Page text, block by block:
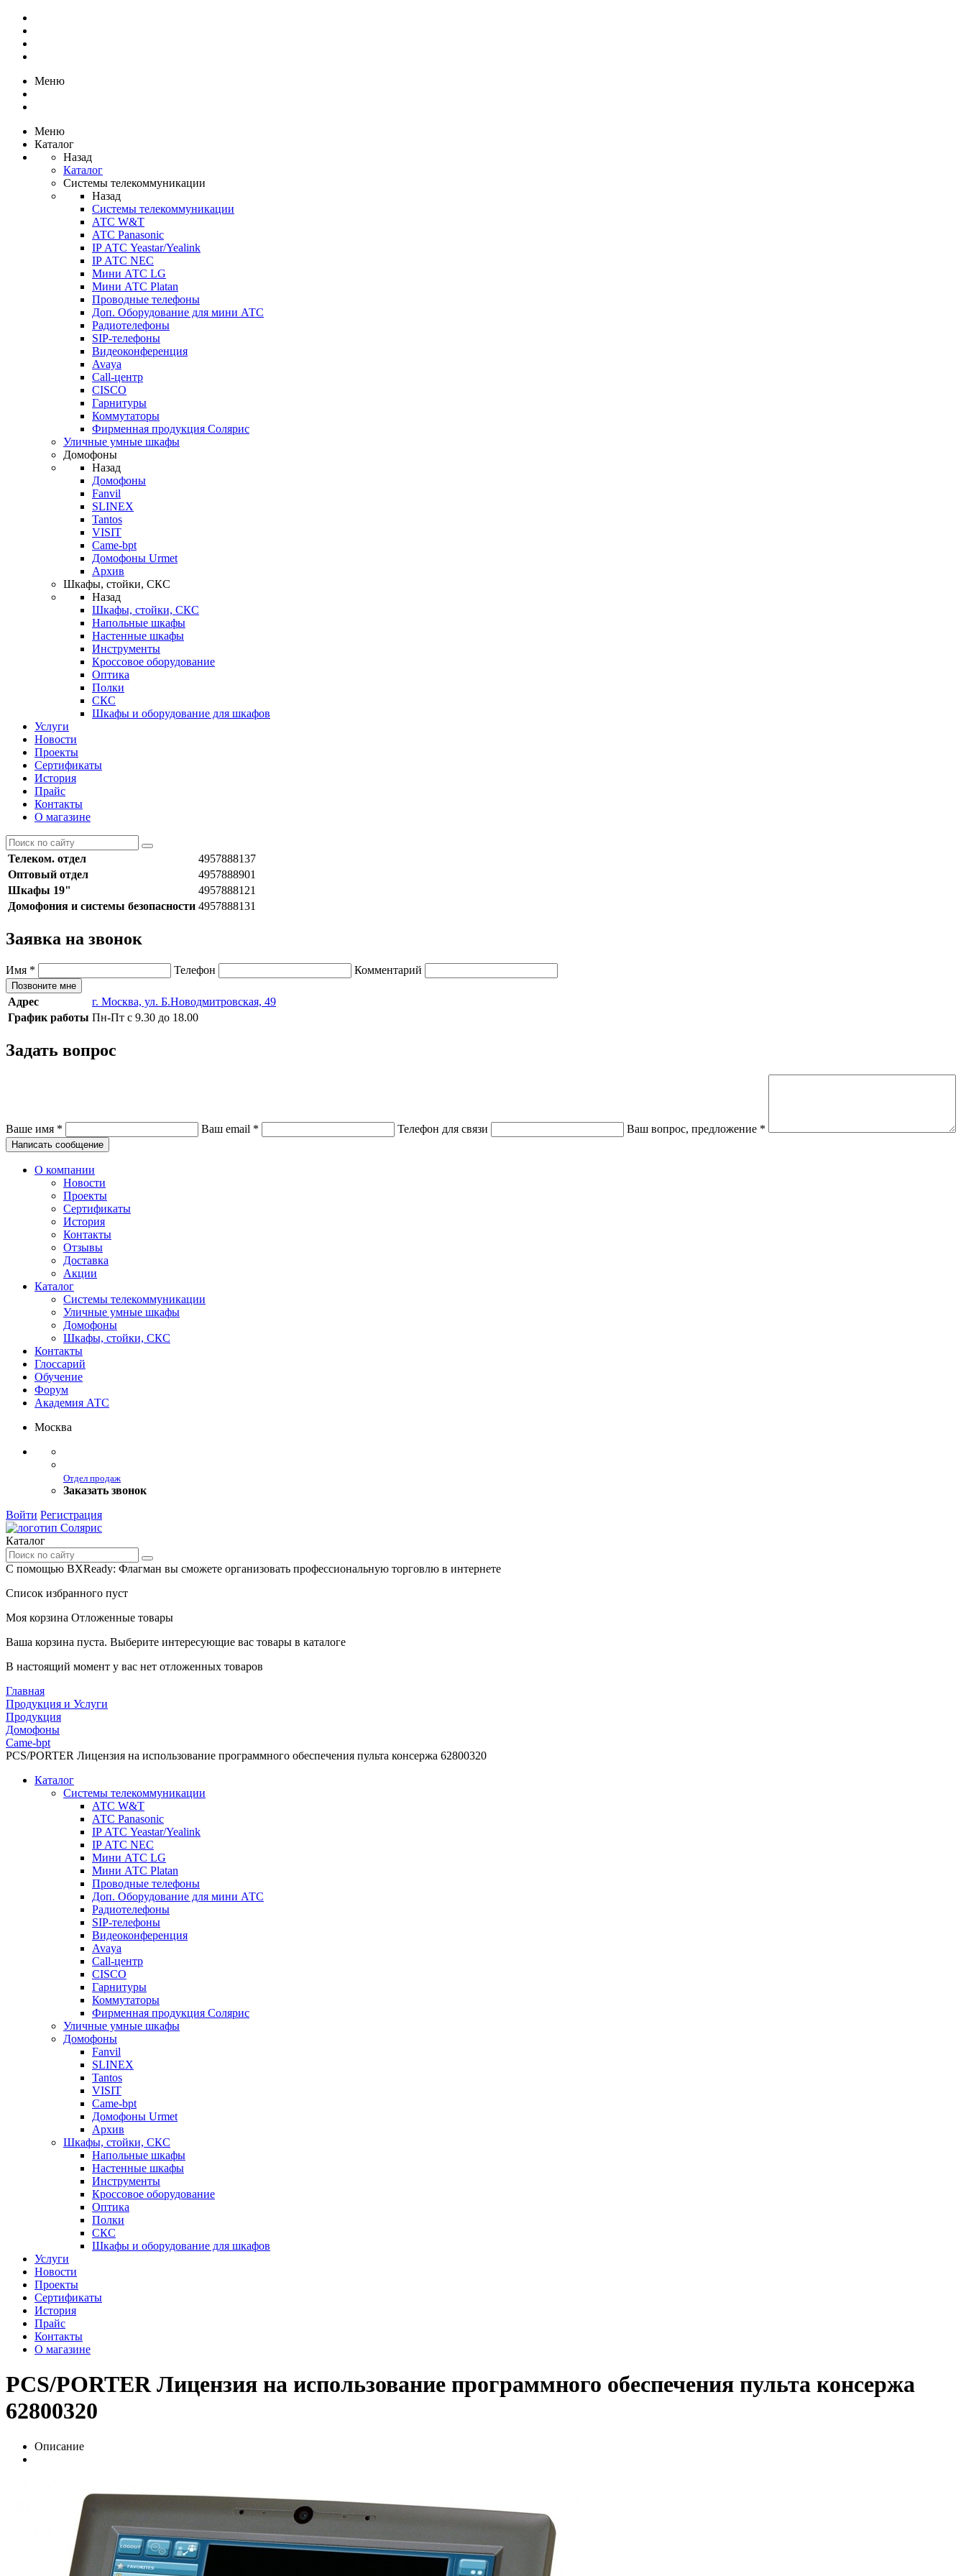
Меню
Меню
Каталог
Назад
Каталог
Системы телекоммуникации
Назад
Системы телекоммуникации
АТС W&T
АТС Panasonic
IP АТС Yeastar/Yealink
IP АТС NEC
Мини АТС LG
Мини АТС Platan
Проводные телефоны
Доп. Оборудование для мини АТС
Радиотелефоны
SIP-телефоны
Видеоконференция
Avaya
Call-центр
CISCO
Гарнитуры
Коммутаторы
Фирменная продукция Солярис
Уличные умные шкафы
Домофоны
Назад
Домофоны
Fanvil
SLINEX
Tantos
VISIT
Came-bpt
Домофоны Urmet
Архив
Шкафы, стойки, СКС
Назад
Шкафы, стойки, СКС
Напольные шкафы
Настенные шкафы
Инструменты
Кроссовое оборудование
Оптика
Полки
СКС
Шкафы и оборудование для шкафов
Услуги
Новости
Проекты
Сертификаты
История
Прайс
Контакты
О магазине
Телеком. отдел
4957888137
Оптовый отдел
4957888901
Шкафы 19"
4957888121
Домофония и системы безопасности 4957888131
Заявка на звонок
Имя * Телефон Комментарий
Позвоните мне
Адрес
г. Москва, ул. Б.Новодмитровская, 49
График работы Пн-Пт с 9.30 до 18.00
Задать вопрос
Ваше имя * Ваш email * Телефон для связи Ваш вопрос, предложение *
Написать сообщение
О компании
Новости
Проекты
Сертификаты
История
Контакты
Отзывы
Доставка
Акции
Каталог
Системы телекоммуникации
Уличные умные шкафы
Домофоны
Шкафы, стойки, СКС
Контакты
Глоссарий
Обучение
Форум
Академия АТС
Москва
Отдел продаж
Заказать звонок
Войти Регистрация
Каталог
С помощью BXReady: Флагман вы сможете организовать профессиональную торговлю в интернете
Список избранного пуст
Моя корзина Отложенные товары
Ваша корзина пуста. Выберите интересующие вас товары в каталоге
В настоящий момент у вас нет отложенных товаров
Главная
Продукция и Услуги
Продукция
Домофоны
Came-bpt
PCS/PORTER Лицензия на использование программного обеспечения пульта консержа 62800320
Каталог
Системы телекоммуникации
АТС W&T
АТС Panasonic
IP АТС Yeastar/Yealink
IP АТС NEC
Мини АТС LG
Мини АТС Platan
Проводные телефоны
Доп. Оборудование для мини АТС
Радиотелефоны
SIP-телефоны
Видеоконференция
Avaya
Call-центр
CISCO
Гарнитуры
Коммутаторы
Фирменная продукция Солярис
Уличные умные шкафы
Домофоны
Fanvil
SLINEX
Tantos
VISIT
Came-bpt
Домофоны Urmet
Архив
Шкафы, стойки, СКС
Напольные шкафы
Настенные шкафы
Инструменты
Кроссовое оборудование
Оптика
Полки
СКС
Шкафы и оборудование для шкафов
Услуги
Новости
Проекты
Сертификаты
История
Прайс
Контакты
О магазине
PCS/PORTER Лицензия на использование программного обеспечения пульта консержа
62800320
Описание